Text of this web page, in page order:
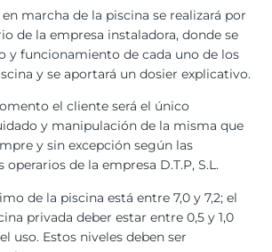
marcha de la piscina se realizará por
de la empresa instaladora, donde se
y funcionamiento de cada uno de los
y se aportará un dosier explicativo.
el cliente será el único
y manipulación de la misma que
y sin excepción según las
de la empresa D.T.P, S.L.
de la piscina está entre 7,0 y 7,2; el
privada deber estar entre 0,5 y 1,0
uso. Estos niveles deben ser